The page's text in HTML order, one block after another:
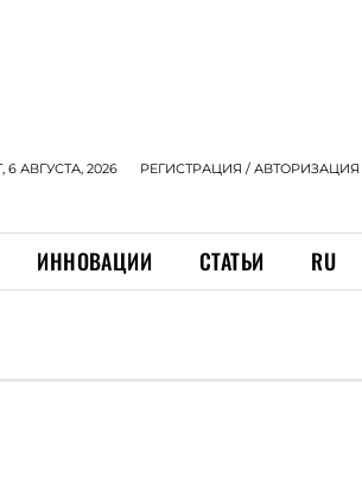
6 АВГУСТА, 2026 РЕГИСТРАЦИЯ / АВТОРИЗАЦИЯ
ИННОВАЦИИ СТАТЬИ RU